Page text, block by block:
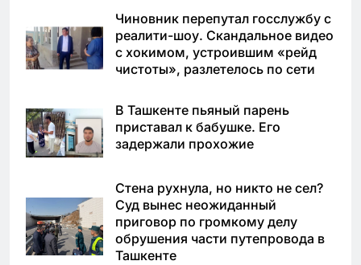
Чиновник перепутал госслужбу с
реалити-шоу. Скандальное видео
с хокимом, устроившим «рейд
чистоты», разлетелось по сети
В Ташкенте пьяный парень
приставал к бабушке. Его
задержали прохожие
Стена рухнула, но никто не сел?
Суд вынес неожиданный
приговор по громкому делу
обрушения части путепровода в
Ташкенте